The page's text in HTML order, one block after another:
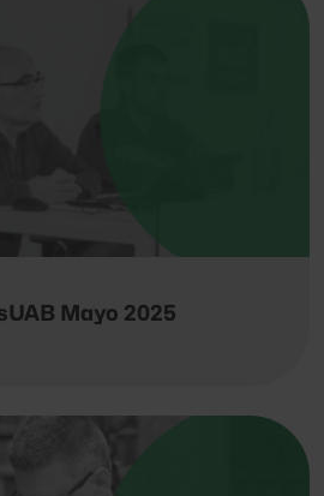
Mayo 2025